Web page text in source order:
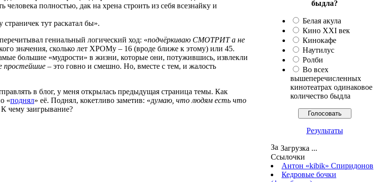
человека полностью, дак на хрена строить из себя всезнайку и
тут раскатал бы».
гениальный логический ход: «подчёркиваю СМОТРИТ а не
значения, сколько лет ХРОМу – 16 (вроде ближе к этому) или 45.
большие «мудрости» в жизни, которые они, потужившись, извлекли
простейшие – это говно и смешно. Но, вместе с тем, и жалость
в блог, у меня открылась предыдущая страница темы. Как
«поднял» её. Поднял, кокетливо заметив: «думаю, что людям есть что
чему заигрывание?
быдла?
Белая акула
Кино XXI век
Кинокафе
Наутилус
Ролби
Во всех
вышеперечисленных
кинотеатрах одинаковое
количество быдла
Результаты
Загрузка ...
Ссылочки
Антон «kibik» Спиридонов
Кедровые бочки